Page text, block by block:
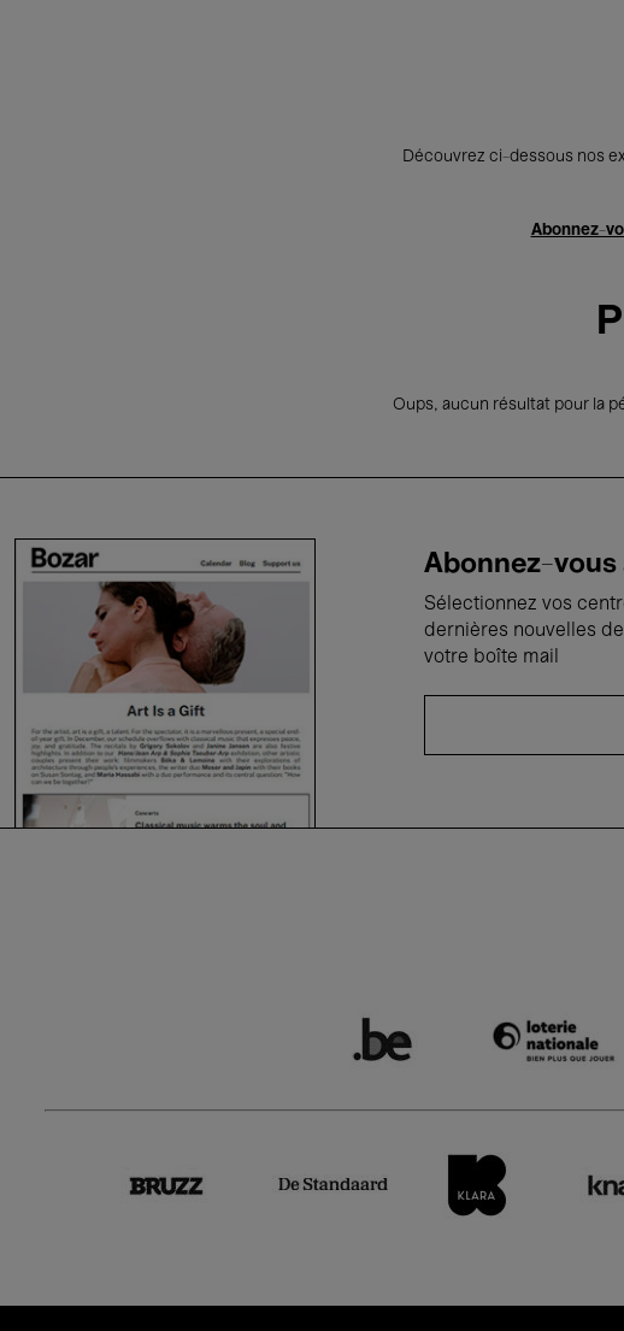
Découvrez ci-dessous nos
Abonnez-
Oups, aucun résultat pour la
Abonnez-
Sélectionnez vos
dernières nouvelles
votre boîte mail